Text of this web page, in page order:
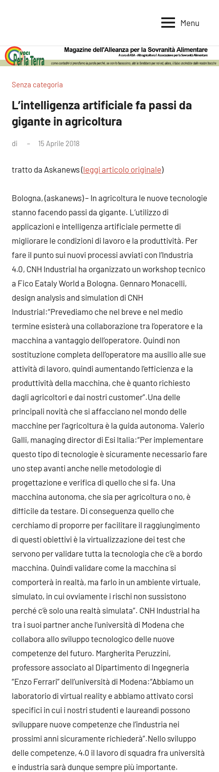
per
la
Terra
per
la
Alimentare
Menu
Senza categoria
L’intelligenza artificiale fa passi da
gigante in agricoltura
di 15 Aprile 2018
tratto da Askanews (leggi articolo originale)
Bologna, (askanews) – In agricoltura le nuove tecnologie
stanno facendo passi da gigante. L’utilizzo di
applicazioni e intelligenza artificiale permette di
migliorare le condizioni di lavoro e la produttività. Per
fare il punto sui nuovi processi avviati con l’Industria
4.0, CNH Industrial ha organizzato un workshop tecnico
a Fico Eataly World a Bologna. Gennaro Monacelli,
design analysis and simulation di CNH
Industrial:“Prevediamo che nel breve e nel medio
termine esisterà una collaborazione tra l’operatore e la
macchina a vantaggio dell’operatore. Quindi non
sostituzione completa dell’operatore ma ausilio alle sue
attività di lavoro, quindi aumentando l’efficienza e la
produttività della macchina, che è quanto richiesto
dagli agricoltori e dai nostri customer”.Una delle
principali novità che si affacciano nel mondo delle
macchine per l’agricoltura è la guida autonoma. Valerio
Galli, managing director di Esi Italia:“Per implementare
questo tipo di tecnologie è sicuramente necessario fare
uno step avanti anche nelle metodologie di
progettazione e verifica di quello che si fa. Una
macchina autonoma, che sia per agricoltura o no, è
difficile da testare. Di conseguenza quello che
cerchiamo di proporre per facilitare il raggiungimento
di questi obiettivi è la virtualizzazione dei test che
servono per validare tutta la tecnologia che c’è a bordo
macchina. Quindi validare come la macchina si
comporterà in realtà, ma farlo in un ambiente virtuale,
simulato, in cui ovviamente i rischi non sussistono
perché c’è solo una realtà simulata”. CNH Industrial ha
tra i suoi partner anche l’università di Modena che
collabora allo sviluppo tecnologico delle nuove
competenze del futuro. Margherita Peruzzini,
professore associato al Dipartimento di Ingegneria
“Enzo Ferrari” dell’università di Modena:“Abbiamo un
laboratorio di virtual reality e abbiamo attivato corsi
specifici in cui i nostri studenti e laureandi possono
sviluppare nuove competenze che l’industria nei
prossimi anni sicuramente richiederà”.Nello sviluppo
delle competenze, 4.0 il lavoro di squadra fra università
e industria sarà dunque sempre più importante.